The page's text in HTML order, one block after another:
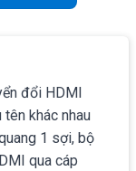
đổi HDMI
khác nhau
1 sợi, bộ
qua cáp